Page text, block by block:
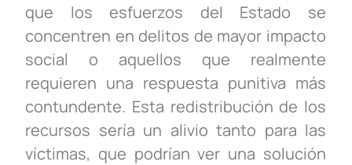
que los esfuerzos del Estado se
concentren en delitos de mayor impacto
social o aquellos que realmente
requieren una respuesta punitiva más
contundente. Esta redistribución de los
recursos sería un alivio tanto para las
víctimas, que podrían ver una solución